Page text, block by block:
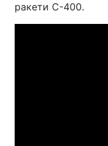
ракети С-400.